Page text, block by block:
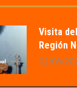
Visita
Región
02/08/